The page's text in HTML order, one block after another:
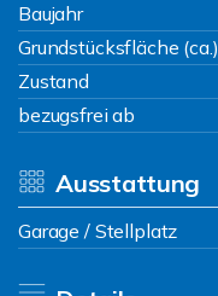
Baujahr
Grundstücksfläche (ca.)
Zustand
bezugsfrei ab
Ausstattung
Garage / Stellplatz